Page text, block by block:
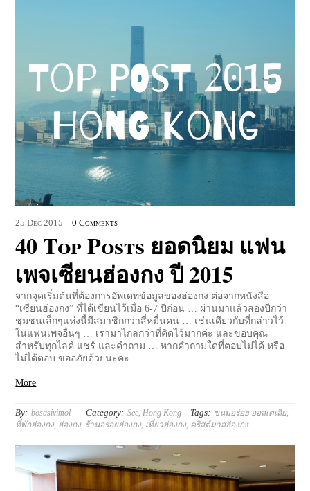
25 Dec 2015 0 Comments
40 Top Posts ยอดนิยม แฟน
เพจเซียนฮ่องกง ปี 2015
จากจุดเริ่มต้นที่ต้องการอัพเดทข้อมูลของฮ่องกง ต่อจากหนังสือ
“เซียนฮ่องกง” ที่ได้เขียนไว้เมื่อ 6-7 ปีก่อน … ผ่านมาแล้วสองปีกว่า
ชุมชนเล็กๆแห่งนี้มีสมาชิกกว่าสี่หมื่นคน … เช่นเดียวกับที่กล่าวไว้
ในแฟนเพจอื่นๆ … เรามาไกลกว่าที่คิดไว้มากค่ะ และขอบคุณ
สำหรับทุกไลค์ แชร์ และคำถาม … หากคำถามใดที่ตอบไม่ได้ หรือ
ไม่ได้ตอบ ขออภัยด้วยนะคะ
More
By: bosasivimol Category: See Hong Kong Tags: ขนมอร่อย ออสเตเลีย,
ที่พักฮ่องกง, ฮ่องกง, ร้านอร่อยฮ่องกง, เที่ยวฮ่องกง, คริสต์มาสฮ่องกง